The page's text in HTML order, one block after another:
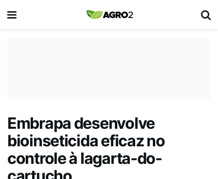
Embrapa desenvolve
bioinseticida eficaz no
controle à lagarta-do-